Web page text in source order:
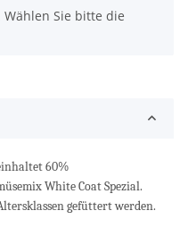
Sie bitte die
60%
White Coat Spezial.
gefüttert werden.